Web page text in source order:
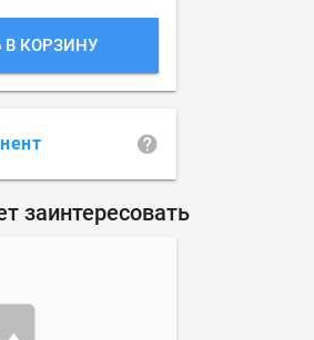
В КОРЗИНУ
заинтересовать